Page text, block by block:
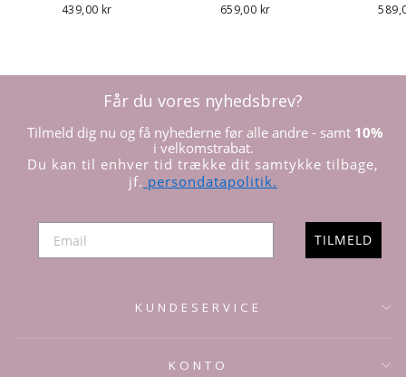
439,00 kr 659,00 kr
Får du vores nyhedsbrev?
Tilmeld dig nu og få nyhederne før alle andre - samt 10%
i velkomstrabat.
Du kan til enhver tid trække dit samtykke tilbage,
jf. persondatapolitik.
TILMELD
KUNDESERVICE
KONTO